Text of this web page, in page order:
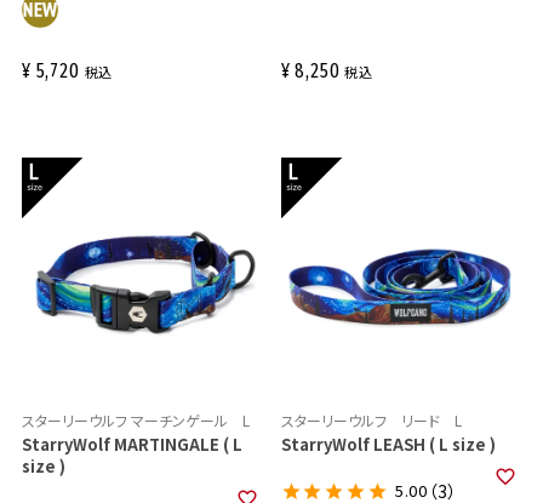
¥ 5,720 税込 ¥ 8,250 税込
スターリーウルフ マーチンゲール L
StarryWolf MARTINGALE ( L
size )
スターリーウルフ リード L
StarryWolf LEASH ( L size )
5.00 （3）